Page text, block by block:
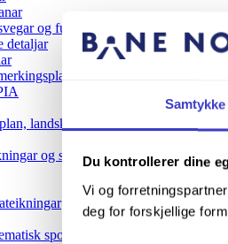
Samtykke
Du kontrollerer dine
Vi og
deg for forskjellige
og fundament
detaljar
landskapsplan
og skråfoto
sporplan